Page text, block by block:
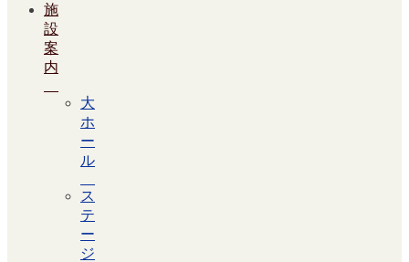
施
設
案
内
大
ホ
ー
ル
ス
テ
ー
ジ